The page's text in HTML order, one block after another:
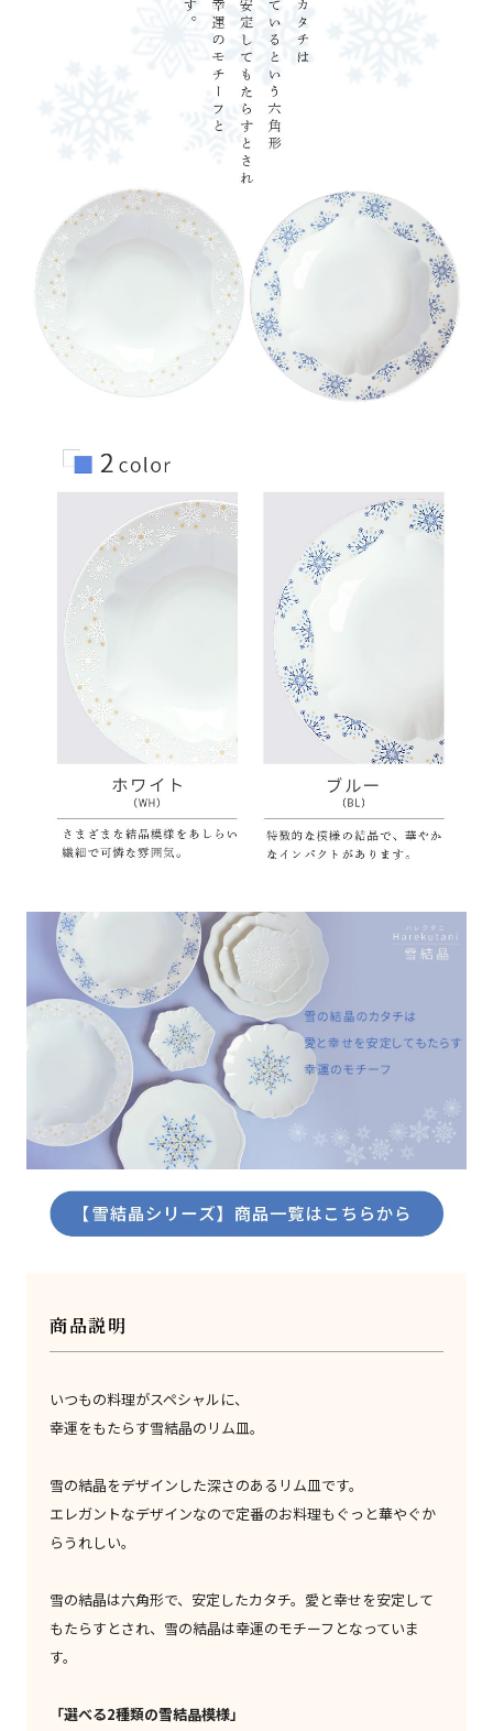
商品説明
いつもの料理がスペシャルに、
幸運をもたらす雪結晶のリム皿。
雪の結晶をデザインした深さのあるリム皿です。
エレガントなデザインなので定番のお料理もぐっと華やぐか
らうれしい。
雪の結晶は六角形で、安定したカタチ。愛と幸せを安定して
もたらすとされ、雪の結晶は幸運のモチーフとなっていま
す。
「選べる2種類の雪結晶模様」